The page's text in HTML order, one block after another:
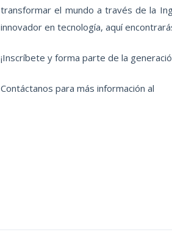
transformar el mundo a través de la
innovador en tecnología, aquí
¡Inscríbete y forma parte de la
Contáctanos para más información al